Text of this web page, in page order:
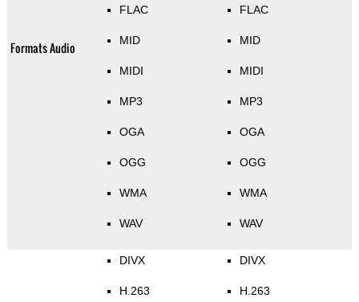
Formats Audio
FLAC
MID
MIDI
MP3
OGA
OGG
WMA
WAV
FLAC
MID
MIDI
MP3
OGA
OGG
WMA
WAV
DIVX
H.263
DIVX
H.263